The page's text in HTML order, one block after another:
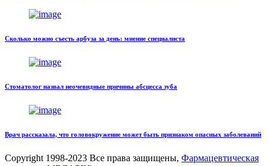
Сколько можно съесть арбуза за день: мнение специалиста
Стоматолог назвал неочевидные причины абсцесса зуба
Врач рассказала, что головокружение может быть признаком опасных заболеваний
Copyright 1998-2023 Все права защищены, Фармацевтическая